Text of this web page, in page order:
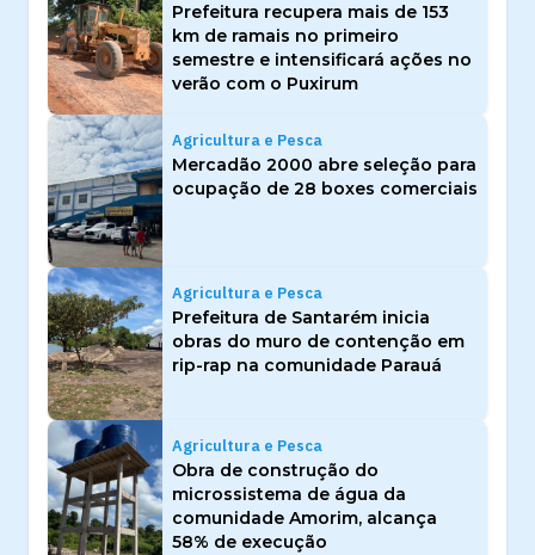
Prefeitura recupera mais de 153
km de ramais no primeiro
semestre e intensificará ações no
verão com o Puxirum
Agricultura e Pesca
Mercadão 2000 abre seleção para
ocupação de 28 boxes comerciais
Agricultura e Pesca
Prefeitura de Santarém inicia
obras do muro de contenção em
rip-rap na comunidade Parauá
Agricultura e Pesca
Obra de construção do
microssistema de água da
comunidade Amorim, alcança
58% de execução